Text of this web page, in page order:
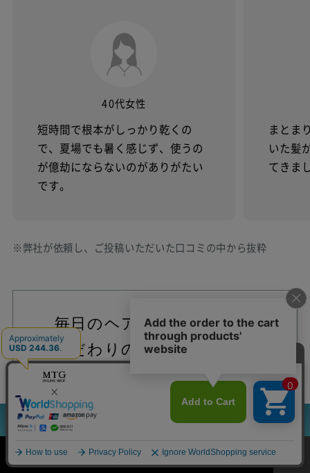
3つのアタッチメント
ご購入はこちら
40代女性
短時間で根本がしっかり乾くの
で、夏場でも暑く感じず、使うの
が億劫にならないのがありがたい
です。
まとま
いた髪
てきま
※弊社が依頼し、ご投稿いただいた口コミの中から抜粋
毎日のヘアケア時間を彩る
こだわりのホワイトカラー
本商品カラーの「ホワイト」は、塗装に含まれるメ
タリック層が光の反射・屈折によって、青みがかっ
たように見えます。
白のもつ奥行きを洗練されたニュアンスで表現し、